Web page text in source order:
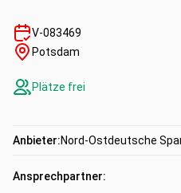
V-083469
Potsdam
Plätze frei
Anbieter:Nord-Ostdeutsche
Ansprechpartner: